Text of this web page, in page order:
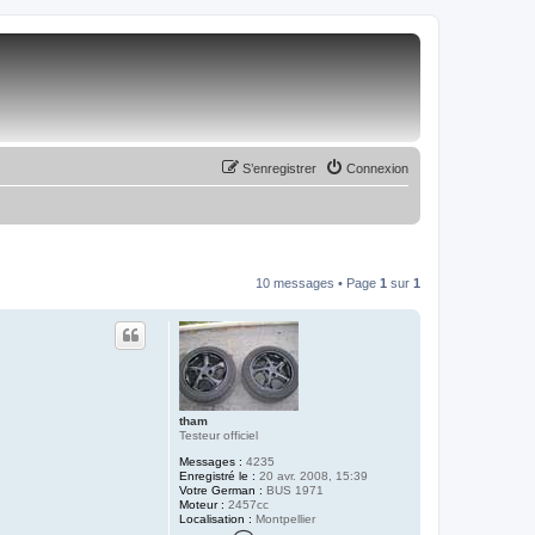
Connexion
S’enregistrer
10 messages • Page 1 sur 1
tham
Testeur officiel
Messages : 4235
Enregistré le : 20 avr. 2008, 15:39
Votre German : BUS 1971
Moteur : 2457cc
Localisation : Montpellier